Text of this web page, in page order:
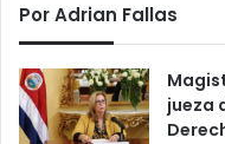
Por Adrian Fallas
jueza